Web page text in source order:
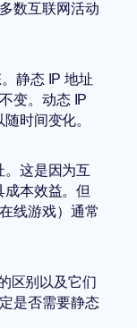
数互联网活动
静态 IP 地址
变。动态 IP
时间变化。
。这是因为互
成本效益。但
线游戏）通常
区别以及它们
是否需要静态